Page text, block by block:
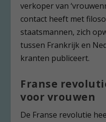
verkoper van
contact heeft met
staatsmannen, zich
tussen Frankrijk en
kranten publiceert.
Franse
voor vrouwen
De Franse revolutie